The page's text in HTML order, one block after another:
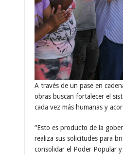
A través de un pase en
obras buscan fortalecer el
cada vez más humanas y
“Esto es producto de la
realiza sus solicitudes para
consolidar el Poder Popular